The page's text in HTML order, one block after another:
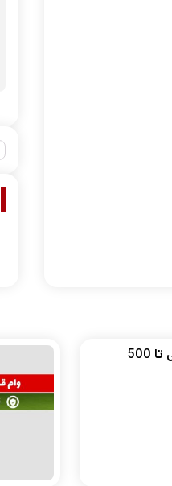
ارائه امتیاز وام بانکی تا 500